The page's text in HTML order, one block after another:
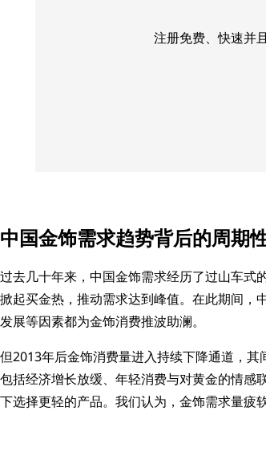
注册免费、快速并
中国金饰需求趋势背后的周期
过去几十年来，中国金饰需求经历了过山车式
掀起买金热，推动需求达到峰值。在此期间，
发展等因素都为金饰消费推波助澜。
但2013年后金饰消费量进入持续下降通道，
包括经济增长放缓、年轻消费与对黄金的情感
下选择更轻的产品。我们认为，金饰需求量疲